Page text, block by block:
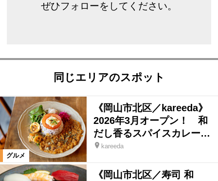
ぜひフォローをしてください。
同じエリアのスポット
グルメ
《岡山市北区／kareeda》
2026年3月オープン！ 和
だし香るスパイスカレー…
kareeda
《岡山市北区／寿司 和